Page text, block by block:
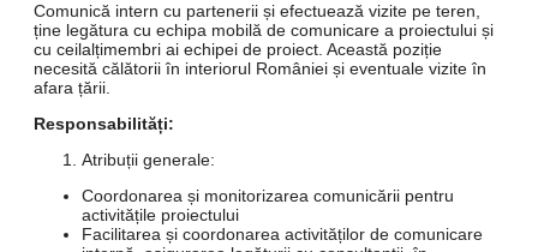
Comunică intern cu partenerii și efectuează vizite pe teren,
ține legătura cu echipa mobilă de comunicare a proiectului și
cu ceilalțimembri ai echipei de proiect. Această poziție
necesită călătorii în interiorul României și eventuale vizite în
afara țării.
Responsabilități:
Atribuții generale:
Coordonarea și monitorizarea comunicării pentru
activitățile proiectului
Facilitarea și coordonarea activităților de comunicare